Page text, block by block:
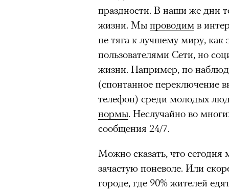
праздности. В наши же дни
жизни. Мы проводим в
не тяга к лучшему миру, как
пользователями Сети, но
жизни. Например, по
(спонтанное переключение
телефон) среди молодых
нормы. Неслучайно во
сообщения 24/7.
Можно сказать, что
зачастую поневоле. Или
городе, где 90% жителей
© NAVESH CHITRAKAR / REUTERS
Статистика последних лет
опасность высотного
горах Австрии
погибли
309
максимумом для региона. В
несчастных случаев в горах
Shimbun классифицирует
вести»). На Эвересте в 2024
альпинистов, а в 2025-м —
сообщества стал октябрь
Дхаулагири в Непале
опытных альпинистов. Год